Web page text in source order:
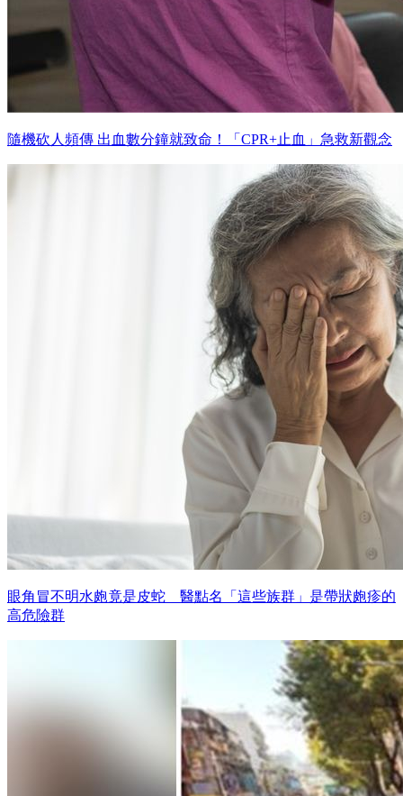
隨機砍人頻傳 出血數分鐘就致命！「CPR+止血」急救新觀念
眼角冒不明水皰竟是皮蛇 醫點名「這些族群」是帶狀皰疹的
高危險群